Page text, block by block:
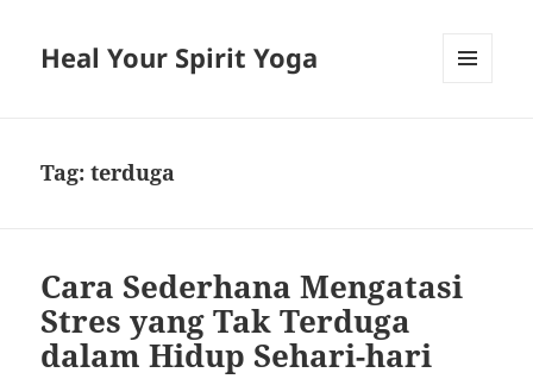
Heal Your Spirit Yoga
Tag:terduga
Cara Sederhana Mengatasi
Stres yang Tak Terduga
dalam Hidup Sehari-hari